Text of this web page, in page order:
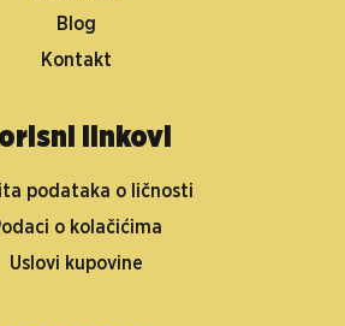
Blog
Kontakt
linkovi
podataka o ličnosti
o kolačićima
Uslovi kupovine